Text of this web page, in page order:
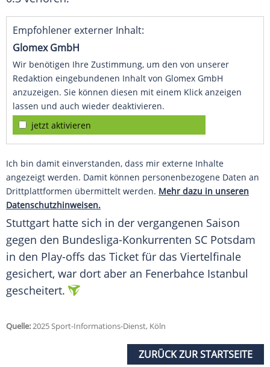
Empfohlener externer Inhalt:
Glomex GmbH
Wir benötigen Ihre Zustimmung, um den von unserer
Redaktion eingebundenen Inhalt von Glomex GmbH
anzuzeigen. Sie können diesen mit einem Klick anzeigen
lassen und auch wieder deaktivieren.
jetzt aktivieren
Ich bin damit einverstanden, dass mir externe Inhalte
angezeigt werden. Damit können personenbezogene Daten an
Drittplattformen übermittelt werden. Mehr dazu in unseren
Datenschutzhinweisen.
Stuttgart hatte sich in der vergangenen Saison
gegen den Bundesliga-Konkurrenten SC Potsdam
in den Play-offs das Ticket für das Viertelfinale
gesichert, war dort aber an Fenerbahce Istanbul
gescheitert.
Quelle:2025 Sport-Informations-Dienst, Köln
ZURÜCK ZUR STARTSEITE